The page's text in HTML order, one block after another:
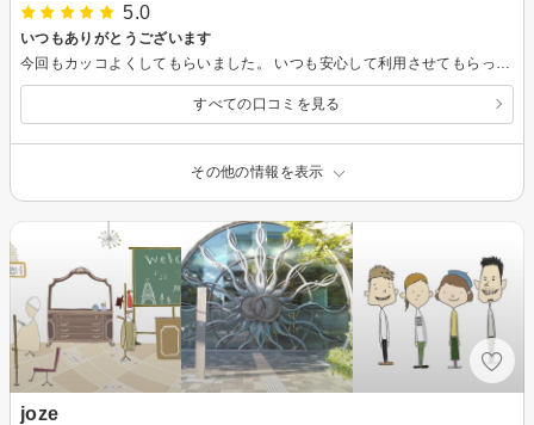
5.0
いつもありがとうございます
すべての口コミを見る
その他の情報を表示
joze